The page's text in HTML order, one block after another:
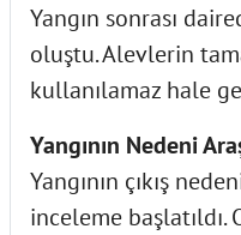
Yangın sonrası
oluştu. Alevlerin
kullanılamaz hale
Yangının Nedeni
Yangının çıkış
inceleme